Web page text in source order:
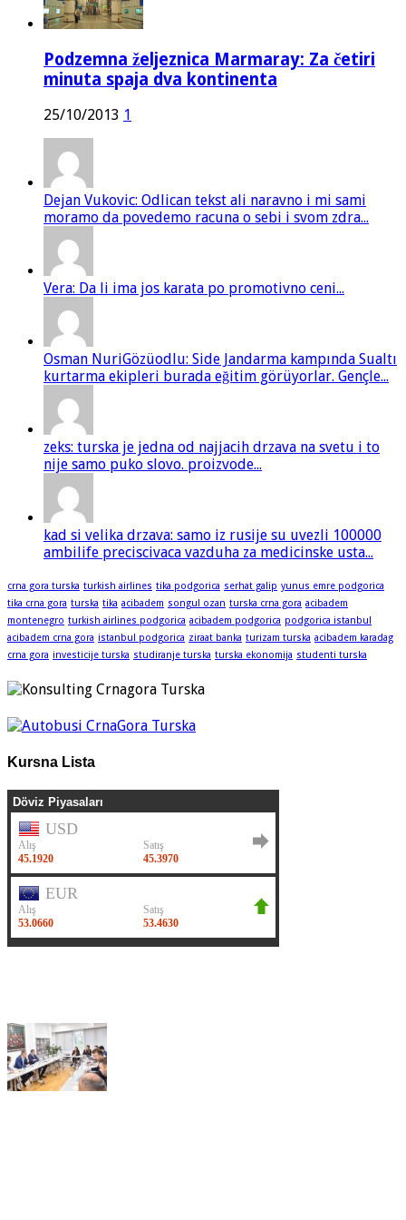
Podzemna željeznica Marmaray: Za četiri
minuta spaja dva kontinenta
25/10/2013 1
Dejan Vukovic: Odlican tekst ali naravno i mi sami
moramo da povedemo racuna o sebi i svom zdra...
Vera: Da li ima jos karata po promotivno ceni...
Osman NuriGözüodlu: Side Jandarma kampında Sualtı
kurtarma ekipleri burada eğitim görüyorlar. Gençle...
zeks: turska je jedna od najjacih drzava na svetu i to
nije samo puko slovo. proizvode...
kad si velika drzava: samo iz rusije su uvezli 100000
ambilife preciscivaca vazduha za medicinske usta...
crna gora turska turkish airlines tika podgorica serhat galip yunus emre podgorica
tika crna gora turska tika acibadem songul ozan turska crna gora acibadem
montenegro turkish airlines podgorica acibadem podgorica podgorica istanbul
acibadem crna gora istanbul podgorica ziraat banka turizam turska acibadem karadag
crna gora investicije turska studiranje turska turska ekonomija studenti turska
Kursna Lista